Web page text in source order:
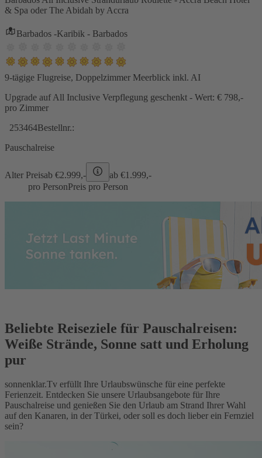
& Spa oder The Abidah by Accra
Barbados -Karibik - Barbados
9-tägige Flugreise, Doppelzimmer Meerblick inkl. AI
Upgrade auf All Inclusive Verpflegung geschenkt - Wert: € 798,-
pro Zimmer
253464Bestellnr.:
Pauschalreise
Alter Preisab €2.999,- ab €1.999,-
pro PersonPreis pro Person
Beliebte Reiseziele für Pauschalreisen:
Weiße Strände, Sonne satt und Erholung
pur
sonnenklar.Tv erfüllt Ihre Urlaubswünsche für eine perfekte
Ferienzeit. Entdecken Sie unsere Urlaubsangebote für Ihre
Pauschalreise und genießen Sie den Urlaub am Strand Ihrer Wahl
auf den Kanaren, in der Türkei, oder soll es doch lieber ein Fernziel
sein?